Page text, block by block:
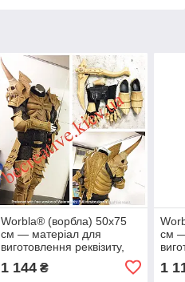
Worbla® (ворбла) 50x75
см — матеріал для
виготовлення реквізиту,
1 144₴
см
1